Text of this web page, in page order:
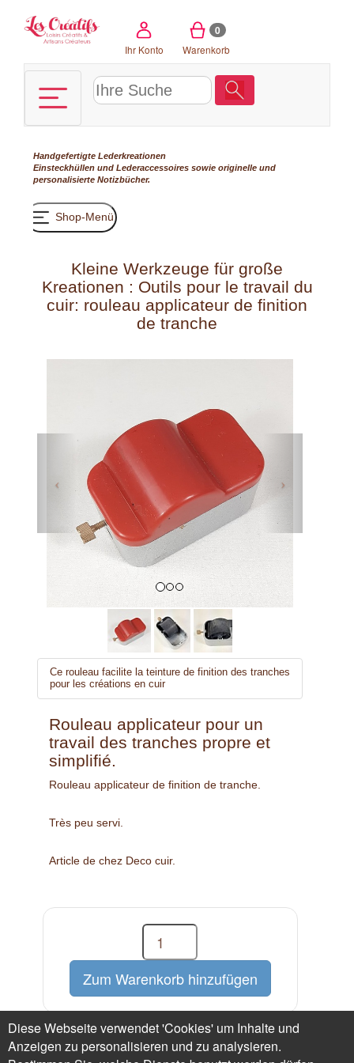
Ihr Konto
0
Warenkorb
Handgefertigte Lederkreationen
Einsteckhüllen und Lederaccessoires sowie originelle und
personalisierte Notizbücher.
Shop-Menü
Kleine Werkzeuge für große
Kreationen : Outils pour le travail du
cuir: rouleau applicateur de finition
de tranche
Previous
Ce rouleau facilite la teinture de finition des tranches
pour les créations en cuir
Rouleau applicateur pour un
travail des tranches propre et
simplifié.
Rouleau applicateur de finition de tranche.
Très peu servi.
Article de chez Deco cuir.
Preis :15.00 €Gewicht (verpackt) : 300 g
1 verfügbar(en)
Diese Webseite verwendet 'Cookies' um Inhalte und
Anzeigen zu personalisieren und zu analysieren.